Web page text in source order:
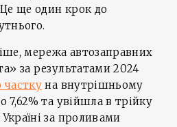
ще один крок до
мережа автозаправних
за результатами 2024
частку на внутрішньому
7,62% та увійшла в трійку
за проливами